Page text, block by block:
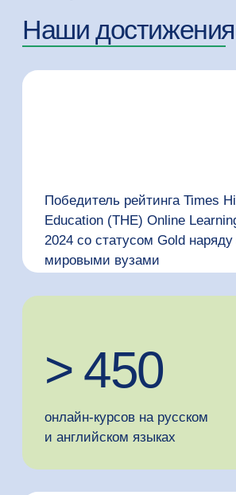
46
образования
12 лет
показатель трудоустройства
выпускников